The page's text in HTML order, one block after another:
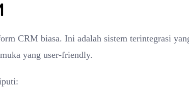
CRM biasa. Ini adalah sistem terintegrasi
yang user-friendly.